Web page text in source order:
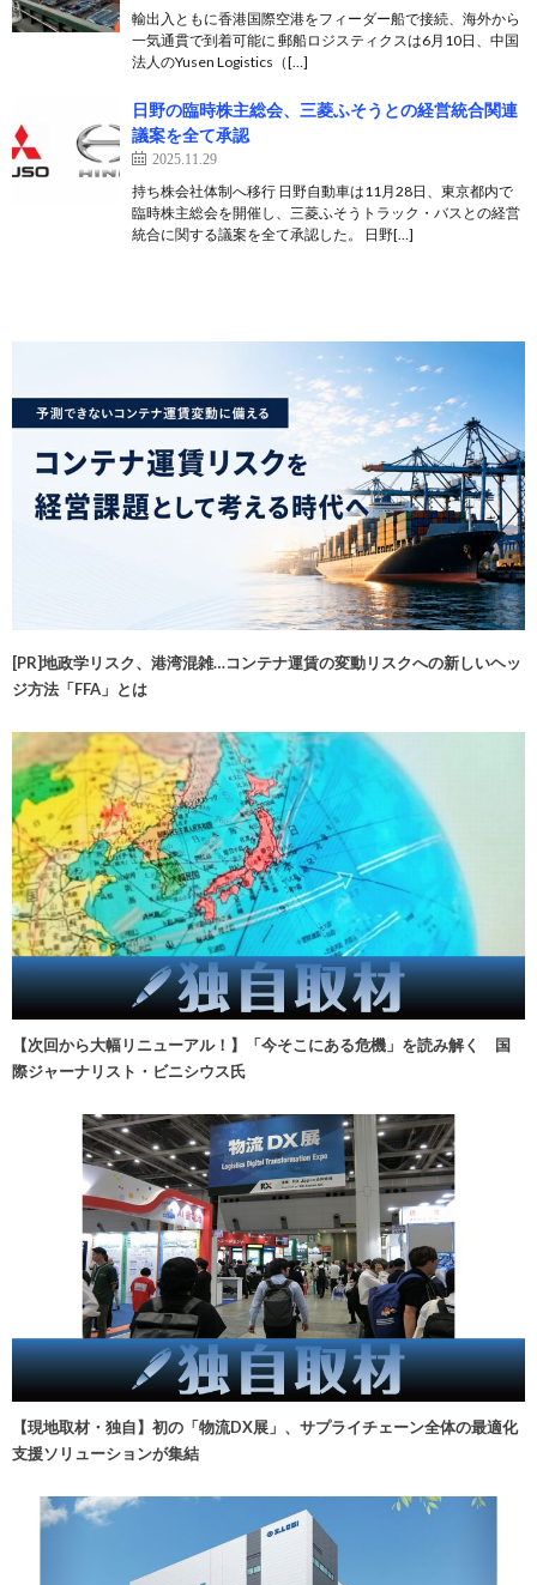
輸出入ともに香港国際空港をフィーダー船で接続、海外から
一気通貫で到着可能に 郵船ロジスティクスは6月10日、中国
法人のYusen Logistics（[…]
日野の臨時株主総会、三菱ふそうとの経営統合関連
議案を全て承認
2025.11.29
持ち株会社体制へ移行 日野自動車は11月28日、東京都内で
臨時株主総会を開催し、三菱ふそうトラック・バスとの経営
統合に関する議案を全て承認した。 日野[…]
[PR]地政学リスク、港湾混雑…コンテナ運賃の変動リスクへの新しいヘッ
ジ方法「FFA」とは
【次回から大幅リニューアル！】「今そこにある危機」を読み解く 国
際ジャーナリスト・ビニシウス氏
【現地取材・独自】初の「物流DX展」、サプライチェーン全体の最適化
支援ソリューションが集結